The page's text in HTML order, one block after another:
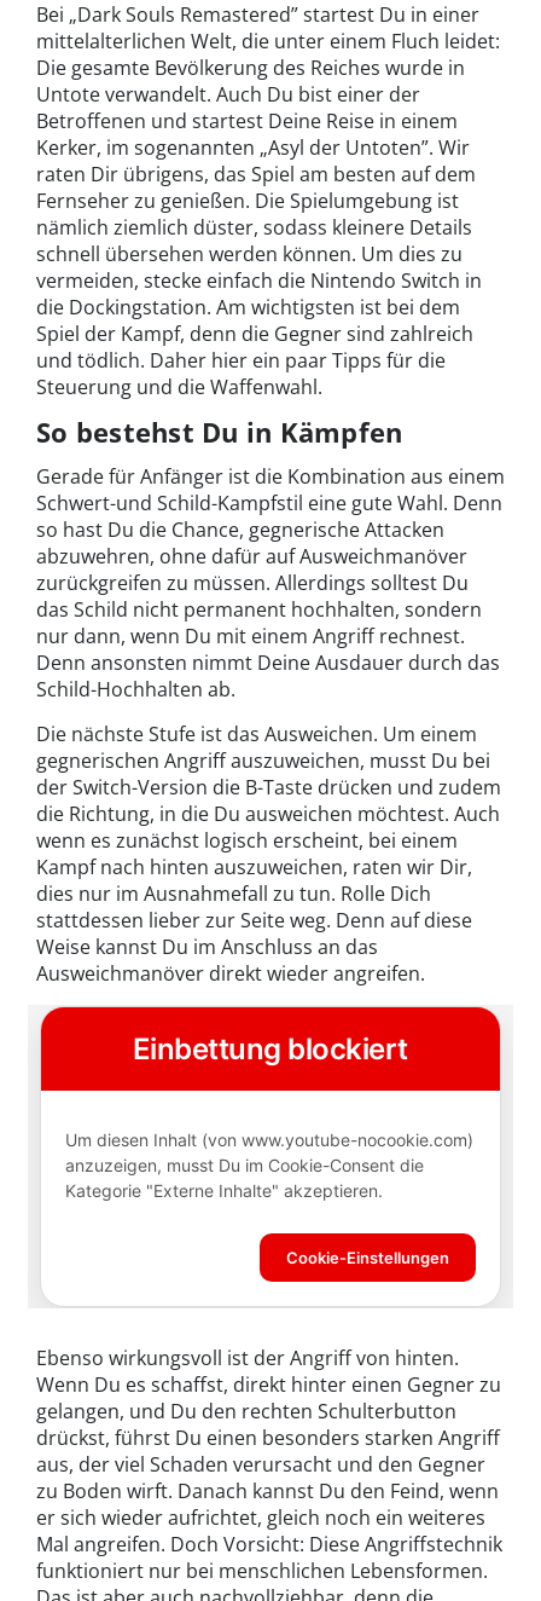
Bei „Dark Souls Remastered” startest Du in einer
mittelalterlichen Welt, die unter einem Fluch leidet:
Die gesamte Bevölkerung des Reiches wurde in
Untote verwandelt. Auch Du bist einer der
Betroffenen und startest Deine Reise in einem
Kerker, im sogenannten „Asyl der Untoten”. Wir
raten Dir übrigens, das Spiel am besten auf dem
Fernseher zu genießen. Die Spielumgebung ist
nämlich ziemlich düster, sodass kleinere Details
schnell übersehen werden können. Um dies zu
vermeiden, stecke einfach die Nintendo Switch in
die Dockingstation. Am wichtigsten ist bei dem
Spiel der Kampf, denn die Gegner sind zahlreich
und tödlich. Daher hier ein paar Tipps für die
Steuerung und die Waffenwahl.
So bestehst Du in Kämpfen
Gerade für Anfänger ist die Kombination aus einem
Schwert-und Schild-Kampfstil eine gute Wahl. Denn
so hast Du die Chance, gegnerische Attacken
abzuwehren, ohne dafür auf Ausweichmanöver
zurückgreifen zu müssen. Allerdings solltest Du
das Schild nicht permanent hochhalten, sondern
nur dann, wenn Du mit einem Angriff rechnest.
Denn ansonsten nimmt Deine Ausdauer durch das
Schild-Hochhalten ab.
Die nächste Stufe ist das Ausweichen. Um einem
gegnerischen Angriff auszuweichen, musst Du bei
der Switch-Version die B-Taste drücken und zudem
die Richtung, in die Du ausweichen möchtest. Auch
wenn es zunächst logisch erscheint, bei einem
Kampf nach hinten auszuweichen, raten wir Dir,
dies nur im Ausnahmefall zu tun. Rolle Dich
stattdessen lieber zur Seite weg. Denn auf diese
Weise kannst Du im Anschluss an das
Ausweichmanöver direkt wieder angreifen.
Ebenso wirkungsvoll ist der Angriff von hinten.
Wenn Du es schaffst, direkt hinter einen Gegner zu
gelangen, und Du den rechten Schulterbutton
drückst, führst Du einen besonders starken Angriff
aus, der viel Schaden verursacht und den Gegner
zu Boden wirft. Danach kannst Du den Feind, wenn
er sich wieder aufrichtet, gleich noch ein weiteres
Mal angreifen. Doch Vorsicht: Diese Angriffstechnik
funktioniert nur bei menschlichen Lebensformen.